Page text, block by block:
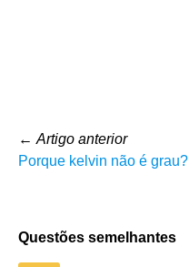
← Artigo anterior
Porque kelvin não é grau?
Questões semelhantes